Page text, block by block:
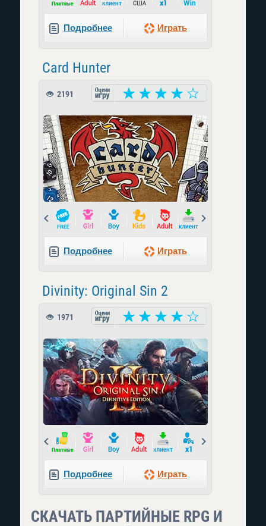
Подробнее Играть
Card Hunter
2191
Prev
Подробнее Играть
Divinity: Original Sin 2
1971
Prev
Подробнее Играть
СКАЧАТЬ ПАРТИЙНЫЕ RPG И